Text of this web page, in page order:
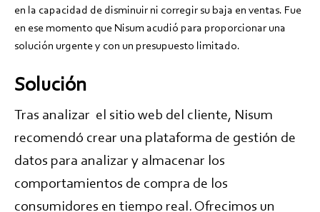
en la capacidad de disminuir ni corregir su baja en ventas. Fue
en ese momento que Nisum acudió para proporcionar una
solución urgente y con un presupuesto limitado.
Solución
Tras analizar el sitio web del cliente, Nisum
recomendó crear una plataforma de gestión de
datos para analizar y almacenar los
comportamientos de compra de los
consumidores en tiempo real. Ofrecimos un